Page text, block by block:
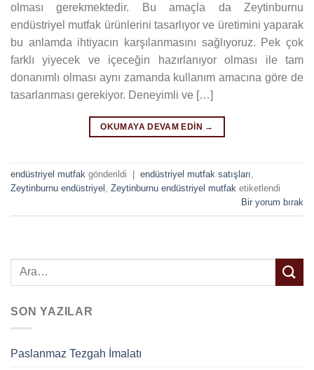
olması gerekmektedir. Bu amaçla da Zeytinburnu
endüstriyel mutfak ürünlerini tasarlıyor ve üretimini yaparak
bu anlamda ihtiyacın karşılanmasını sağlıyoruz. Pek çok
farklı yiyecek ve içeceğin hazırlanıyor olması ile tam
donanımlı olması aynı zamanda kullanım amacına göre de
tasarlanması gerekiyor. Deneyimli ve […]
OKUMAYA DEVAM EDIN →
endüstriyel mutfak gönderildi endüstriyel mutfak satışları
Zeytinburnu endüstriyel
Zeytinburnu endüstriyel mutfak etiketlendi
Bir yorum bırak
SON YAZILAR
Paslanmaz Tezgah İmalatı